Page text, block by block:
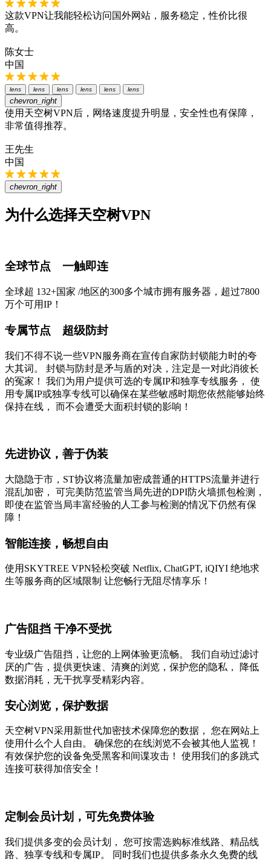
这款VPN让我能轻松访问国外网站，服务稳定，性价比很
高。
陈女士
中国
lens lens lens lens lens lens
chevron_right
使用天空树VPN后，网络速度提升明显，安全性也有保障，
非常值得推荐。
王先生
中国
chevron_right
为什么选择天空树VPN
全球节点 一触即连
全球超 132+国家 /地区的300多个城市拥有服务器，超过7800
万个可用IP！
专属节点 超级防封
我们不得不说一些VPN服务商在宣传自家防封锁能力时的夸
大其词。 封锁与防封是矛与盾的对决，注定是一对此消彼长
的冤家！ 我们为用户提供可选的专属IP和独享专线服务， 使
用专属IP或独享专线可以确保在某些敏感时期您依然能够始终
保持在线， 而不会遭受大面积封锁的影响！
先进协议，善于伪装
大隐隐于市，ST协议将流量加密成普通的HTTPS流量并进行
混乱加密， 可完美防范监管当局先进的DPI防火墙抓包检测，
即使在监管当局丰富经验的人工参与检测的情况下仍然有保
障！
智能连接，畅想自由
使用SKYTREE VPN轻松突破 Netflix, ChatGPT, iQIYI 绝地求
生等服务商的区域限制 让您畅行无阻尽情享乐！
广告阻挡 干净不受扰
专业级广告阻挡，让您的上网体验更流畅。 我们自动过滤讨
厌的广告，提供更快速、清爽的浏览，保护您的隐私， 降低
数据消耗，无干扰享受精彩内容。
安心浏览，保护数据
天空树VPN采用新世代加密技术保障您的数据， 您在网站上
使用什么个人自由。 确保您的在线浏览不会被其他人监视！
有效保护您的设备免受黑客和间谍攻击！ 使用我们的多跳式
连接可获得加倍安全！
定制会员计划，可先免费体验
我们提供多变的会员计划， 您可按需选购标准线路、精品线
路、独享专线和专属IP。 同时我们也提供多条永久免费的线